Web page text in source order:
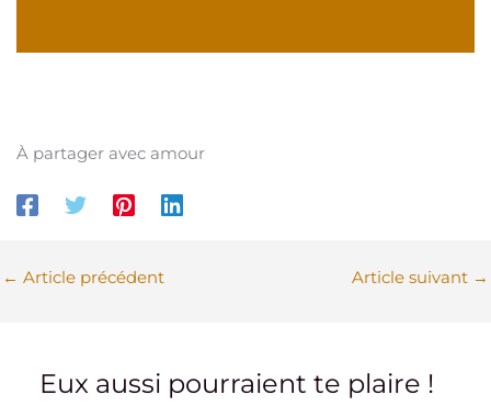
À partager avec amour
← Article précédent Article suivant →
Eux aussi pourraient te plaire !